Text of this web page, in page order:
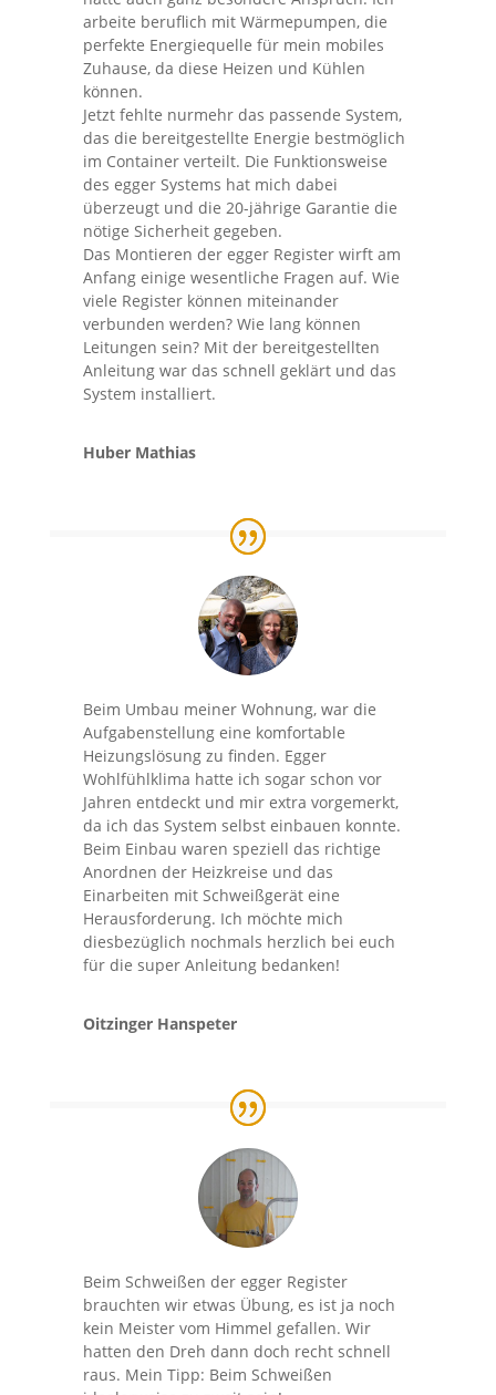
arbeite beruflich mit Wärmepumpen, die
perfekte Energiequelle für mein mobiles
Zuhause, da diese Heizen und Kühlen
können.
Jetzt fehlte nurmehr das passende System,
das die bereitgestellte Energie bestmöglich
im Container verteilt. Die Funktionsweise
des egger Systems hat mich dabei
überzeugt und die 20-jährige Garantie die
nötige Sicherheit gegeben.
Das Montieren der egger Register wirft am
Anfang einige wesentliche Fragen auf. Wie
viele Register können miteinander
verbunden werden? Wie lang können
Leitungen sein? Mit der bereitgestellten
Anleitung war das schnell geklärt und das
System installiert.
Huber Mathias
Beim Umbau meiner Wohnung, war die
Aufgabenstellung eine komfortable
Heizungslösung zu finden. Egger
Wohlfühlklima hatte ich sogar schon vor
Jahren entdeckt und mir extra vorgemerkt,
da ich das System selbst einbauen konnte.
Beim Einbau waren speziell das richtige
Anordnen der Heizkreise und das
Einarbeiten mit Schweißgerät eine
Herausforderung. Ich möchte mich
diesbezüglich nochmals herzlich bei euch
für die super Anleitung bedanken!
Oitzinger Hanspeter
Beim Schweißen der egger Register
brauchten wir etwas Übung, es ist ja noch
kein Meister vom Himmel gefallen. Wir
hatten den Dreh dann doch recht schnell
raus. Mein Tipp: Beim Schweißen